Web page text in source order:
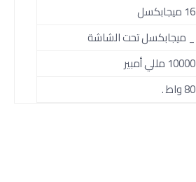
16 ميجابكسل
_ ميجابكسل تحت الشاشة
10000 مللي أمبير
80 واط .